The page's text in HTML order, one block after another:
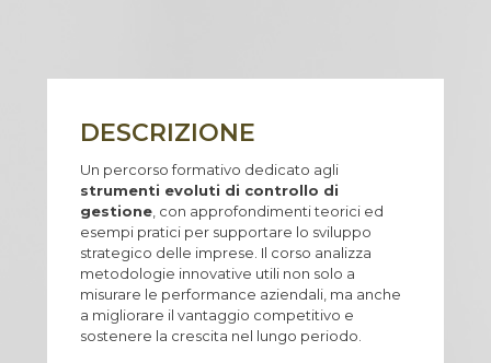
DESCRIZIONE
Un percorso formativo dedicato agli
strumenti evoluti di controllo di
gestione , con approfondimenti teorici ed
esempi pratici per supportare lo sviluppo
strategico delle imprese. Il corso analizza
metodologie innovative utili non solo a
misurare le performance aziendali, ma anche
a migliorare il vantaggio competitivo e
sostenere la crescita nel lungo periodo.